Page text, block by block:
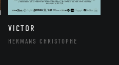
VICTOR
HERMANS CHRISTOPHE